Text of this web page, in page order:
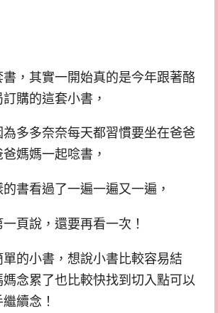
，其實一開始真的是今年跟著酪
購的這套小書，
多多奈奈每天都習慣要坐在爸爸
媽媽一起唸書，
書看過了一遍一遍又一遍，
頁說，還要再看一次！
的小書，想說小書比較容易結
念累了也比較快找到切入點可以
續念！